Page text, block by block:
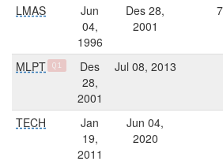
LMAS
Jun
04,
1996
Des 28,
2001
MLPT Q1
Des
28,
2001
Jul 08, 2013
TECH
Jan
19,
2011
Jun 04,
2020